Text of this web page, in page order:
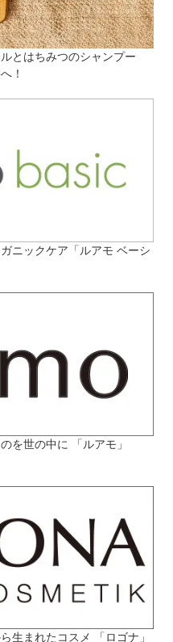
とはちみつのシャンプー
！
ニックケア「ルアモ ベーシ
を世の中に 「ルアモ」
生まれたコスメ 「ロゴナ」